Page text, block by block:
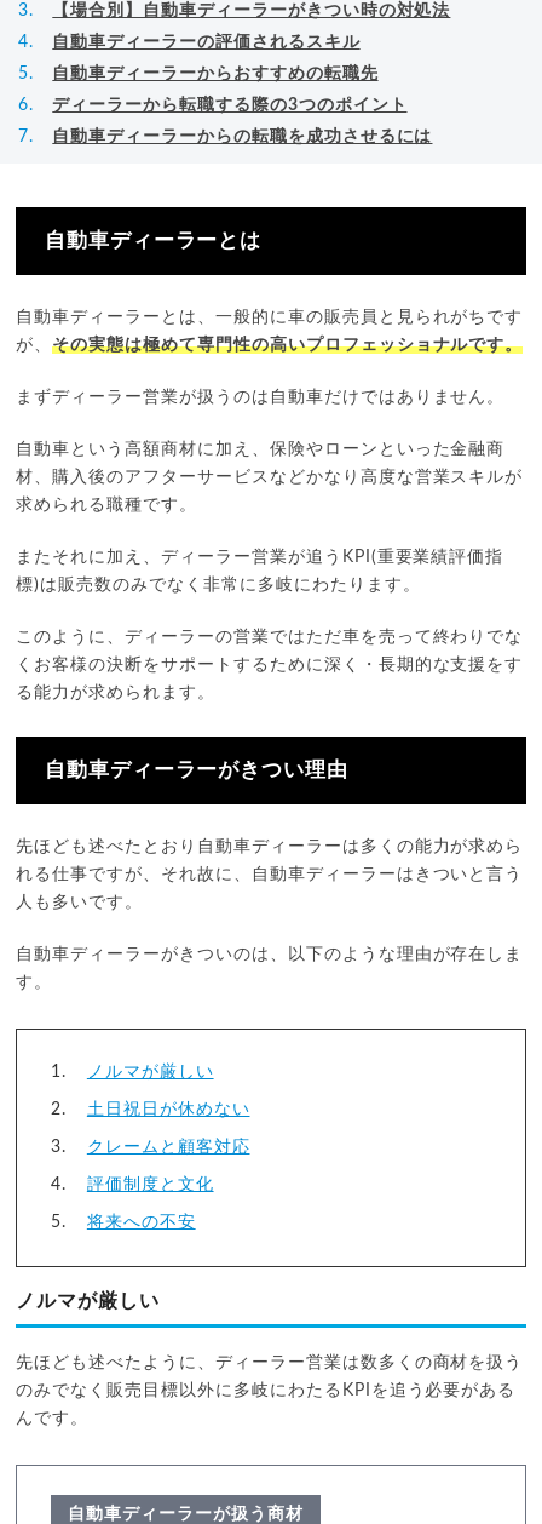
【場合別】自動車ディーラーがきつい時の対処法
自動車ディーラーの評価されるスキル
自動車ディーラーからおすすめの転職先
ディーラーから転職する際の3つのポイント
自動車ディーラーからの転職を成功させるには
自動車ディーラーとは
自動車ディーラーとは、一般的に車の販売員と見られがちです
が、その実態は極めて専門性の高いプロフェッショナルです。
まずディーラー営業が扱うのは自動車だけではありません。
自動車という高額商材に加え、保険やローンといった金融商
材、購入後のアフターサービスなどかなり高度な営業スキルが
求められる職種です。
またそれに加え、ディーラー営業が追うKPI(重要業績評価指
標)は販売数のみでなく非常に多岐にわたります。
このように、ディーラーの営業ではただ車を売って終わりでな
くお客様の決断をサポートするために深く・長期的な支援をす
る能力が求められます。
自動車ディーラーがきつい理由
先ほども述べたとおり自動車ディーラーは多くの能力が求めら
れる仕事ですが、それ故に、自動車ディーラーはきついと言う
人も多いです。
自動車ディーラーがきついのは、以下のような理由が存在しま
す。
ノルマが厳しい
土日祝日が休めない
クレームと顧客対応
評価制度と文化
将来への不安
ノルマが厳しい
先ほども述べたように、ディーラー営業は数多くの商材を扱う
のみでなく販売目標以外に多岐にわたるKPIを追う必要がある
んです。
自動車ディーラーが扱う商材